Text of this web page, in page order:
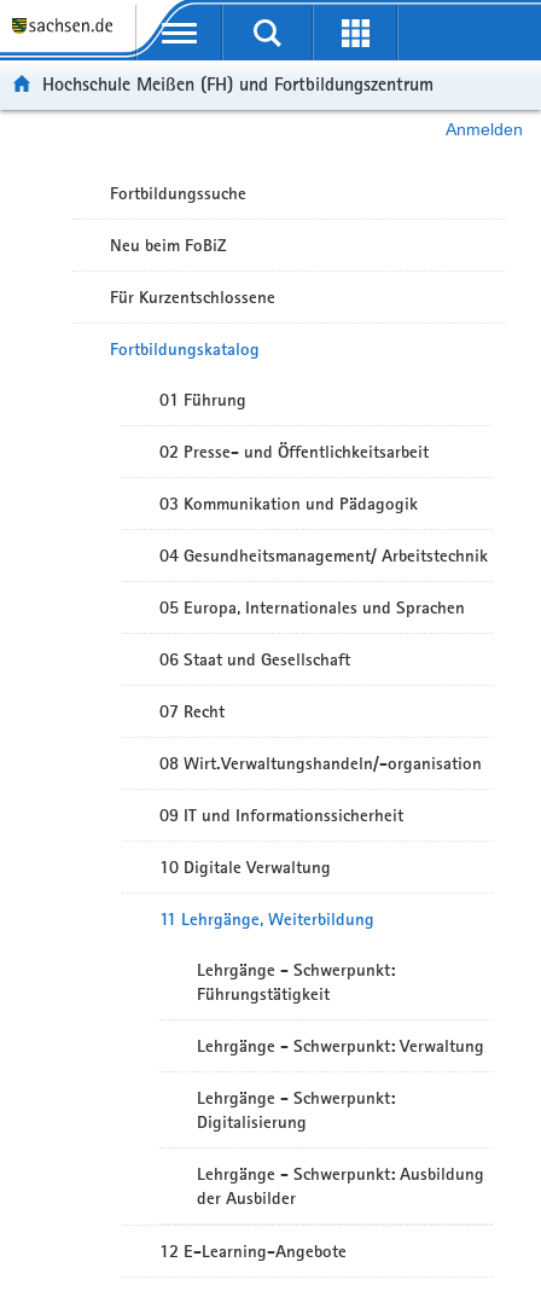
Portalübergreifende Navigation
Hochschule Meißen (FH) und Fortbildungszentrum
Anmelden
Fortbildungssuche
Neu beim FoBiZ
Für Kurzentschlossene
Fortbildungskatalog
01 Führung
02 Presse- und Öffentlichkeitsarbeit
03 Kommunikation und Pädagogik
04 Gesundheitsmanagement/ Arbeitstechnik
05 Europa, Internationales und Sprachen
06 Staat und Gesellschaft
07 Recht
08 Wirt.Verwaltungshandeln/-organisation
09 IT und Informationssicherheit
10 Digitale Verwaltung
11 Lehrgänge, Weiterbildung
Lehrgänge - Schwerpunkt:
Führungstätigkeit
Lehrgänge - Schwerpunkt: Verwaltung
Lehrgänge - Schwerpunkt:
Digitalisierung
Lehrgänge - Schwerpunkt: Ausbildung
der Ausbilder
12 E-Learning-Angebote